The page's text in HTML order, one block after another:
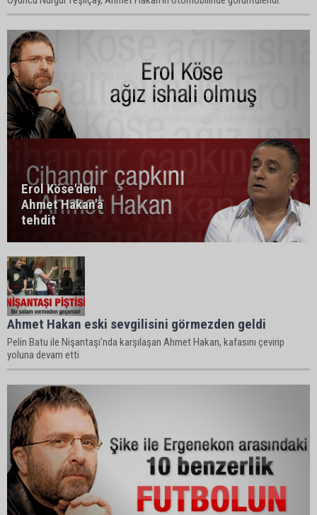
Erol Köse'den
Ahmet Hakan'a
tehdit
Ahmet Hakan eski sevgilisini görmezden geldi
Pelin Batu ile Nişantaşı'nda karşılaşan Ahmet Hakan, kafasını çevirip
yoluna devam etti